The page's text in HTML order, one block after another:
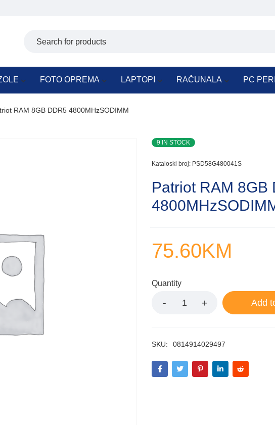
FOTO OPREMA LAPTOPI RAČUNALA PC
RAM 8GB DDR5 4800MHzSODIMM
9 IN STOCK
Kataloski broj: PSD58G480041S
Patriot RAM 8GB
75.60KM
Quantity
Add
SKU: 0814914029497